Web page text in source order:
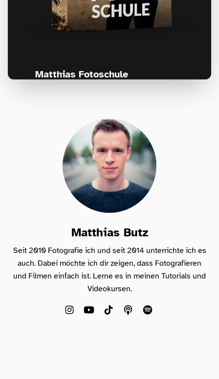
Matthias Fotoschule
Matthias Butz
Seit 2010 Fotografie ich und seit 2014 unterrichte ich es
auch. Dabei möchte ich dir zeigen, dass Fotografieren
und Filmen einfach ist. Lerne es in meinen Tutorials und
Videokursen.